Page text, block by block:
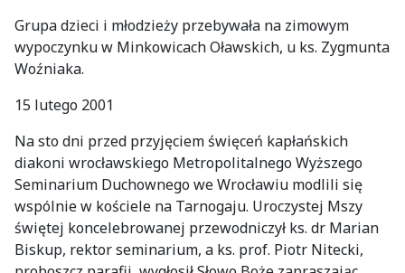
Grupa dzieci i młodzieży przebywała na zimowym
wypoczynku w Minkowicach Oławskich, u ks. Zygmunta
Woźniaka.
15 lutego 2001
Na sto dni przed przyjęciem święceń kapłańskich
diakoni wrocławskiego Metropolitalnego Wyższego
Seminarium Duchownego we Wrocławiu modlili się
wspólnie w kościele na Tarnogaju. Uroczystej Mszy
świętej koncelebrowanej przewodniczył ks. dr Marian
Biskup, rektor seminarium, a ks. prof. Piotr Nitecki,